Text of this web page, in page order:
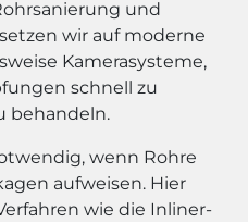
und
wir auf moderne
Kamerasysteme,
schnell zu
behandeln.
wenn Rohre
aufweisen. Hier
wie die Inliner-